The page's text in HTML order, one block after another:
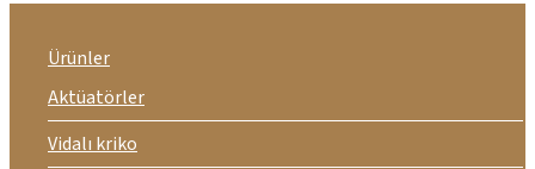
Ürünler
Aktüatörler
Vidalı kriko